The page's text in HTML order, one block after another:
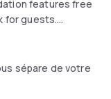
features free
for guests.
TV and a
sépare de votre